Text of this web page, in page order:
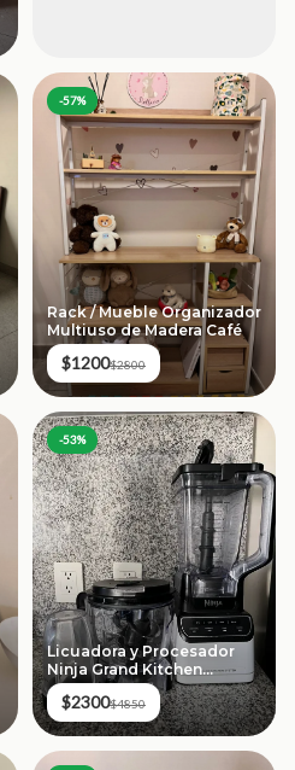
-57%
Rack / Mueble Organizador
Multiuso de Madera Café
$1200$2800
-53%
Licuadora y Procesador
Ninja Grand Kitchen
System 1200W (Auto-iQ)
$2300$4850